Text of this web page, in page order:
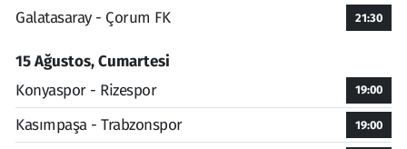
Galatasaray - Çorum FK
21:30
15 Ağustos, Cumartesi
Konyaspor - Rizespor
19:00
Kasımpaşa - Trabzonspor 19:00